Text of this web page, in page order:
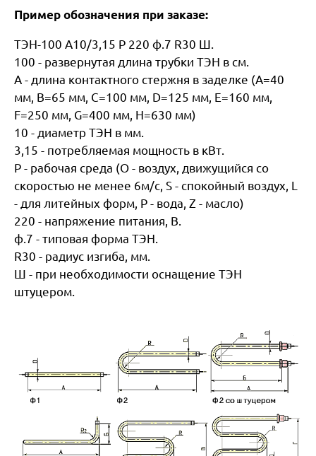
Пример обозначения при заказе:
ТЭН-100 А10/3,15 Р 220 ф.7 R30 Ш.
100 - развернутая длина трубки ТЭН в см.
А - длина контактного стержня в заделке (А=40
мм, В=65 мм, С=100 мм, D=125 мм, Е=160 мм,
F=250 мм, G=400 мм, H=630 мм)
10 - диаметр ТЭН в мм.
3,15 - потребляемая мощность в кВт.
P - рабочая среда (O - воздух, движущийся со
скоростью не менее 6м/с, S - спокойный воздух, L
- для литейных форм, P - вода, Z - масло)
220 - напряжение питания, В.
ф.7 - типовая форма ТЭН.
R30 - радиус изгиба, мм.
Ш - при необходимости оснащение ТЭН
штуцером.